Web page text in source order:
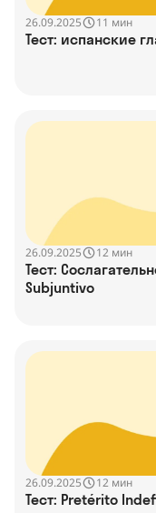
26.09.2025 11 мин
Тест: испанские
26.09.2025 12 мин
Тест:
Subjuntivo
26.09.2025 12 мин
Тест: Pretérito